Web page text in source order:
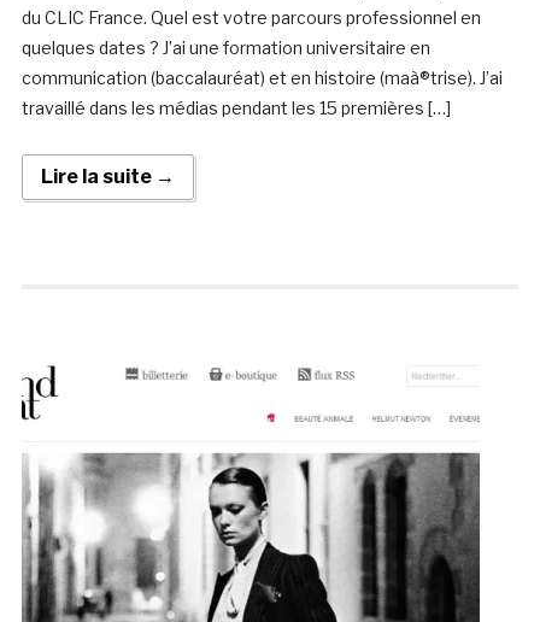
du CLIC France. Quel est votre parcours professionnel en
quelques dates ? J’ai une formation universitaire en
communication (baccalauréat) et en histoire (maà®trise). J’ai
travaillé dans les médias pendant les 15 premières […]
Lire la suite →